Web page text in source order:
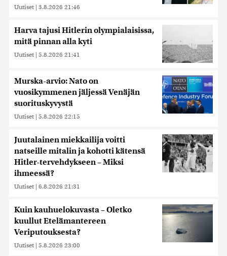
Uutiset | 3.8.2026 21:46
Harva tajusi Hitlerin olympialaisissa,
mitä pinnan alla kyti
Uutiset | 5.8.2026 21:41
Murska-arvio: Nato on
vuosikymmenen jäljessä Venäjän
suorituskyvystä
Uutiset | 5.8.2026 22:15
Juutalainen miekkailija voitti
natseille mitalin ja kohotti kätensä
Hitler-tervehdykseen – Miksi
ihmeessä?
Uutiset | 6.8.2026 21:31
Kuin kauhuelokuvasta – Oletko
kuullut Etelämantereen
Veriputouksesta?
Uutiset | 5.8.2026 23:00